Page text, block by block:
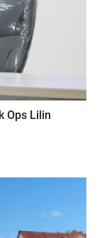
Ops Lilin